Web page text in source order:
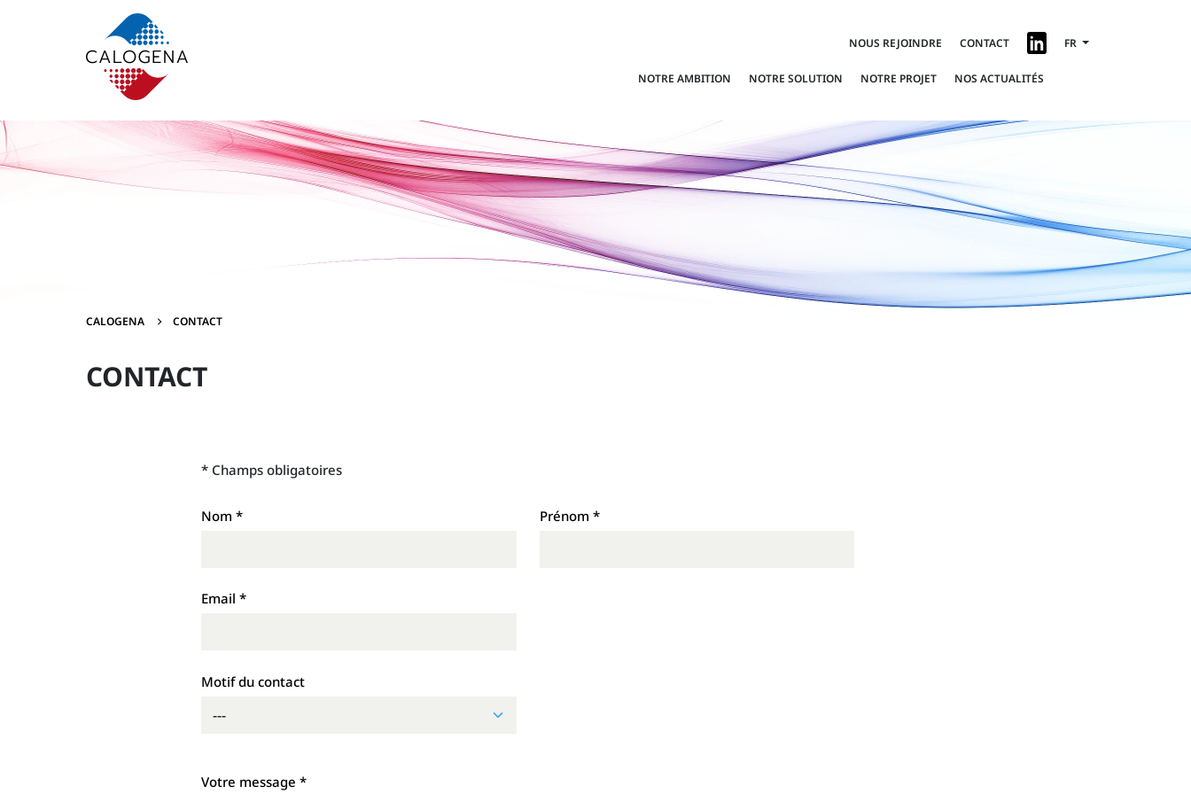
NOUS REJOINDRE CONTACT FR
NOTRE AMBITION NOTRE SOLUTION NOTRE PROJET NOS ACTUALITÉS
CALOGENA CONTACT
CONTACT
* Champs obligatoires
Nom * Prénom *
Email *
Motif du contact
Votre message *